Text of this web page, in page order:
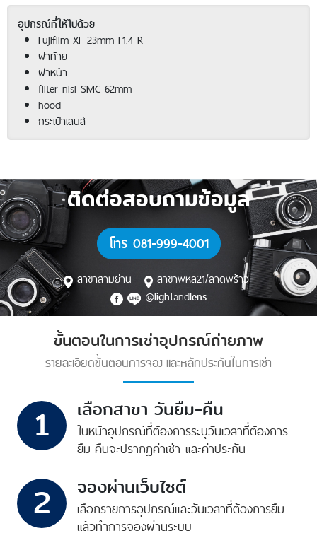
อุปกรณ์ที่ให้ไปด้วย
Fujifilm XF 23mm F1.4 R
ฝาท้าย
ฝาหน้า
filter nisi SMC 62mm
hood
กระเป๋าเลนส์
ติดต่อสอบถามข้อมูล
โทร 081-999-4001
สาขาสามย่าน
สาขาพหล21/ลาดพร้าว
@lightandlens
ขั้นตอนในการเช่าอุปกรณ์ถ่ายภาพ
รายละเอียดขั้นตอนการจอง และหลักประกันในการเช่า
1 เลือกสาขา วันยืม-คืน
ในหน้าอุปกรณ์ที่ต้องการระบุวันเวลาที่ต้องการ
ยืม-คืนจะปรากฎค่าเช่า และค่าประกัน
2 จองผ่านเว็บไซต์
เลือกรายการอุปกรณ์และวันเวลาที่ต้องการยืม
แล้วทำการจองผ่านระบบ